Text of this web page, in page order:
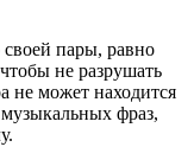
пары, равно
не разрушать
не может находится
фраз,